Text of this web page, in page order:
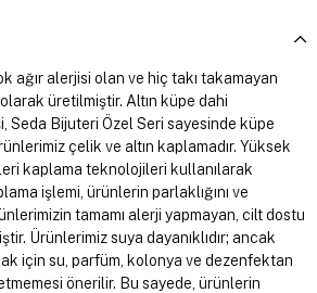
ağır alerjisi olan ve hiç takı takamayan
üretilmiştir. Altın küpe dahi
Seda Bijuteri Özel Seri sayesinde küpe
çelik ve altın kaplamadır. Yüksek
kaplama teknolojileri kullanılarak
işlemi, ürünlerin parlaklığını ve
tamamı alerji yapmayan, cilt dostu
Ürünlerimiz suya dayanıklıdır; ancak
için su, parfüm, kolonya ve dezenfektan
önerilir. Bu sayede, ürünlerin